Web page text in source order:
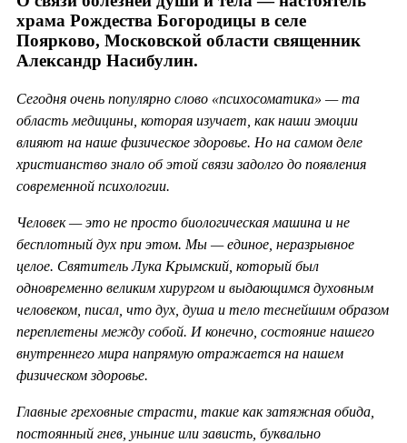
храма Рождества Богородицы в селе
Поярково, Московской области священник
Александр Насибулин.
Сегодня очень популярно слово «психосоматика» — та
область медицины, которая изучает, как наши эмоции
влияют на наше физическое здоровье. Но на самом деле
христианство знало об этой связи задолго до появления
современной психологии.
Человек — это не просто биологическая машина и не
бесплотный дух при этом. Мы — единое, неразрывное
целое. Святитель Лука Крымский, который был
одновременно великим хирургом и выдающимся духовным
человеком, писал, что дух, душа и тело теснейшим образом
переплетены между собой. И конечно, состояние нашего
внутреннего мира напрямую отражается на нашем
физическом здоровье.
Главные греховные страсти, такие как затяжная обида,
постоянный гнев, уныние или зависть, буквально